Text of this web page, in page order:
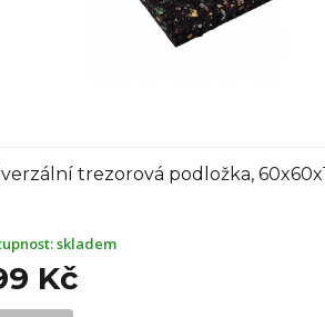
podložka, 60x60x1,0 cm